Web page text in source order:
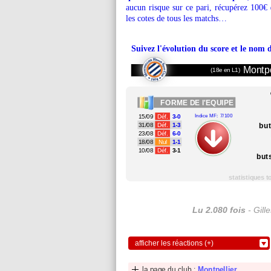
aucun risque sur ce pari, récupérez
les cotes de tous les matchs…
Suivez l'évolution du score et le nom
(18e en L1)
FORME DE l'EQUIPE
Indice MF: 7/100
15/09 Déf.
3-0
31/08
Déf. 1-3
23/08 Déf. 6-0
18/08 Nul
1-1
10/08
Déf. 3-1
statistiques
Lu 2.080 fois -
afficher les réactions (+)